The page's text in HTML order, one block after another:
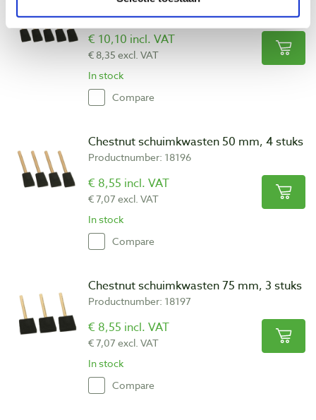
Productnumber: 18195
€ 10,10 incl. VAT
€ 8,35 excl. VAT
In stock
Compare
Chestnut schuimkwasten 50 mm, 4 stuks
Productnumber: 18196
€ 8,55 incl. VAT
€ 7,07 excl. VAT
In stock
Compare
Chestnut schuimkwasten 75 mm, 3 stuks
Productnumber: 18197
€ 8,55 incl. VAT
€ 7,07 excl. VAT
In stock
Compare